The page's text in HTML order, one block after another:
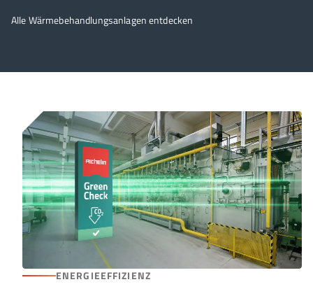
Alle Wärmebehandlungsanlagen entdecken
ENERGIEEFFIZIENZ